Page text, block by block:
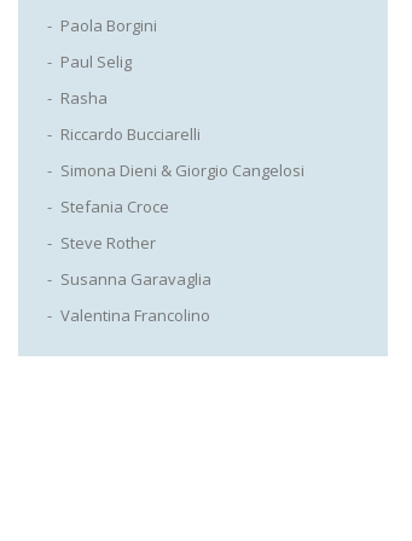
Paola Borgini
Paul Selig
Rasha
Riccardo Bucciarelli
Simona Dieni & Giorgio Cangelosi
Stefania Croce
Steve Rother
Susanna Garavaglia
Valentina Francolino